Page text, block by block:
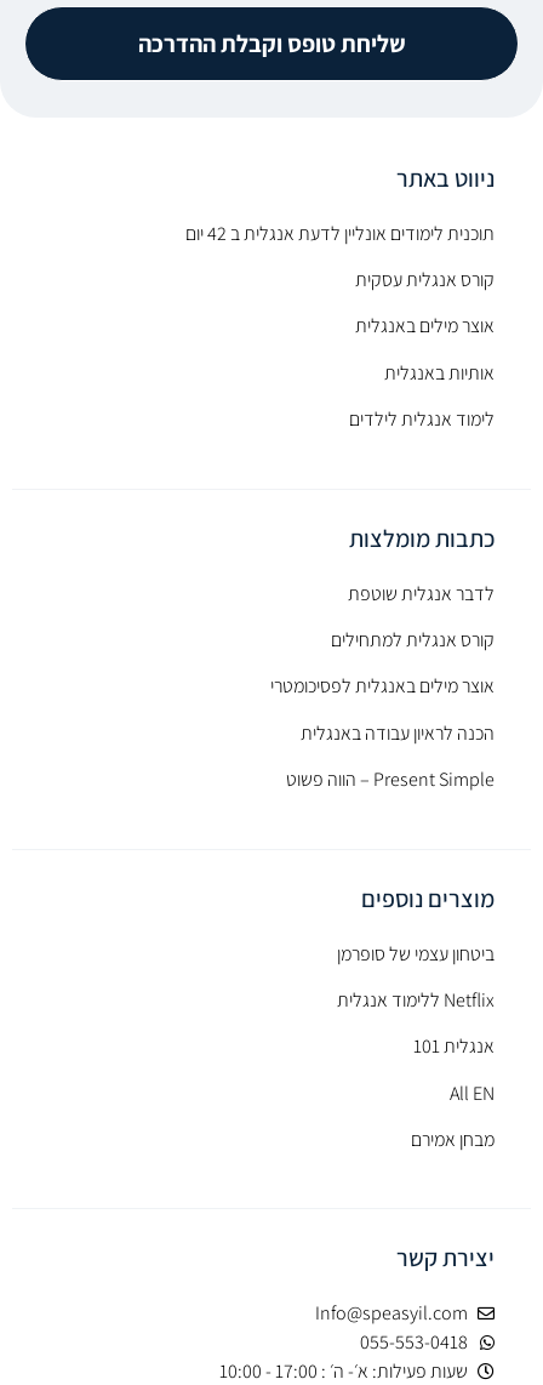
שליחת טופס וקבלת ההדרכה
ניווט באתר
תוכנית לימודים אונליין לדעת אנגלית ב 42 יום
קורס אנגלית עסקית
אוצר מילים באנגלית
אותיות באנגלית
לימוד אנגלית לילדים
כתבות מומלצות
לדבר אנגלית שוטפת
קורס אנגלית למתחילים
אוצר מילים באנגלית לפסיכומטרי
הכנה לראיון עבודה באנגלית
Present Simple – הווה פשוט
מוצרים נוספים
ביטחון עצמי של סופרמן
Netflix ללימוד אנגלית
אנגלית 101
All EN
מבחן אמירם
יצירת קשר
Info@speasyil.com
055-553-0418
שעות פעילות: א׳- ה׳ : 17:00 - 10:00